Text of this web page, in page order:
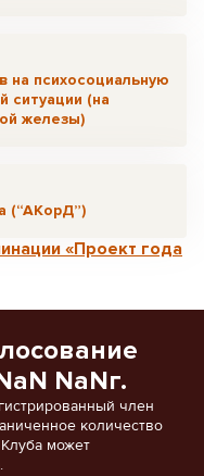
на психосоциальную
ситуации (на
железы)
(“АКорД”)
«Проект года
NaNг.
член
количество
может